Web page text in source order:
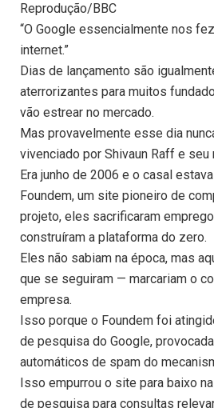
Reprodução/BBC
“O Google essencialmente nos
internet.”
Dias de lançamento são
aterrorizantes para muitos
vão estrear no mercado.
Mas provavelmente esse dia
vivenciado por Shivaun Raff e seu
Era junho de 2006 e o casal
Foundem, um ​​site pioneiro de
projeto, eles sacrificaram
construíram a plataforma do zero.
Eles não sabiam na época, mas
que se seguiram — marcariam o
empresa.
Isso porque o Foundem foi
de pesquisa do Google,
automáticos de spam do
Isso empurrou o site para baixo
de pesquisa para consultas